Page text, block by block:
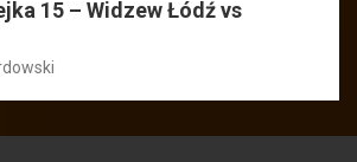
15 – Widzew Łódź vs